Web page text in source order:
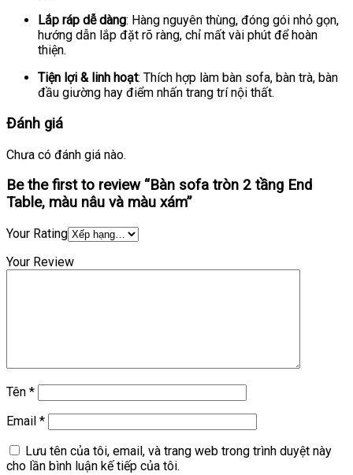
Lắp ráp dễ dàng: Hàng nguyên thùng, đóng gói nhỏ gọn,
hướng dẫn lắp đặt rõ ràng, chỉ mất vài phút để hoàn
thiện.
Tiện lợi & linh hoạt: Thích hợp làm bàn sofa, bàn trà, bàn
đầu giường hay điểm nhấn trang trí nội thất.
Đánh giá
Chưa có đánh giá nào.
Be the first to review “Bàn sofa tròn 2 tầng End
Table, màu nâu và màu xám”
Your Rating
Your Review
Tên *
Email *
Lưu tên của tôi, email, và trang web trong trình duyệt này
cho lần bình luận kế tiếp của tôi.